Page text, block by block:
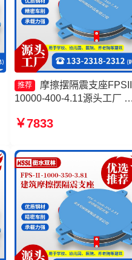
推荐
摩擦摆隔震支座
10000-400-4.11源头工厂
300-3.48厂家 摩擦摆减隔
厂家
￥7833